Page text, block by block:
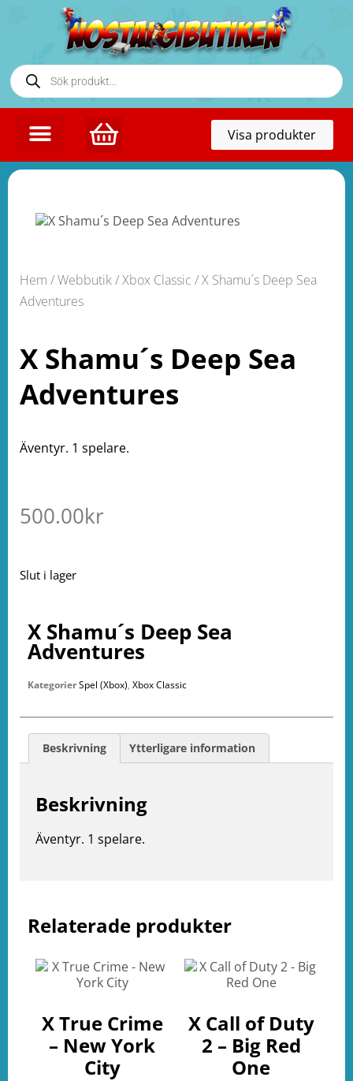
Visa produkter
Hem /Webbutik/Xbox Classic / X Shamu´s Deep Sea
Adventures
X Shamu´s Deep Sea
Adventures
Äventyr. 1 spelare.
500.00kr
Slut i lager
Relaterade produkter
X True Crime
– New York
City
X Call of Duty
2 – Big Red
One
X Shamu´s Deep Sea
Adventures
KategorierSpel (Xbox), Xbox Classic
Beskrivning Ytterligare information
Beskrivning
Äventyr. 1 spelare.